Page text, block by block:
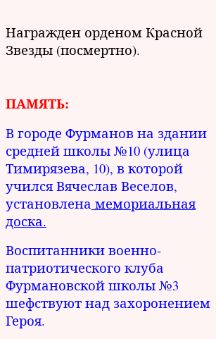
Награжден орденом Красной
Звезды (посмертно).
ПАМЯТЬ:
В городе Фурманов на здании
средней школы №10 (улица
Тимирязева, 10), в которой
учился Вячеслав Веселов,
установлена мемориальная
доска.
Воспитанники военно-
патриотического клуба
Фурмановской школы №3
шефствуют над захоронением
Героя.